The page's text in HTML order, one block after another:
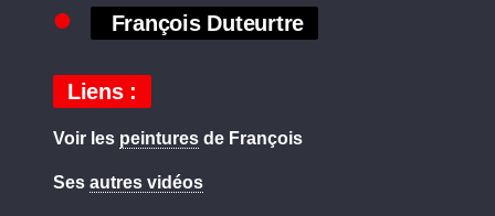
François Duteurtre
Liens :
Voir les peintures de François
Ses autres vidéos